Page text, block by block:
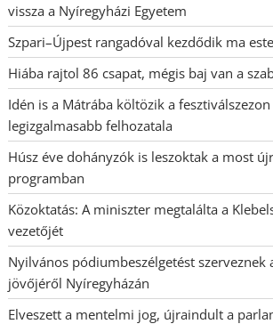
vissza a Nyíregyházi Egyetem
Szpari–Újpest rangadóval kezdődik ma
Hiába rajtol 86 csapat, mégis baj van a
Idén is a Mátrába költözik a
legizgalmasabb felhozatala
Húsz éve dohányzók is leszoktak a most
programban
Közoktatás: A miniszter megtalálta a
vezetőjét
Nyilvános pódiumbeszélgetést szerveznek
jövőjéről Nyíregyházán
Elveszett a mentelmi jog, újraindult a